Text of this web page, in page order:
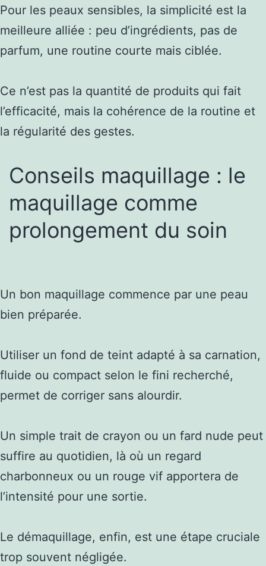
Pour les peaux sensibles, la simplicité est la
meilleure alliée : peu d’ingrédients, pas de
parfum, une routine courte mais ciblée.
Ce n’est pas la quantité de produits qui fait
l’efficacité, mais la cohérence de la routine et
la régularité des gestes.
Conseils maquillage : le
maquillage comme
prolongement du soin
Un bon maquillage commence par une peau
bien préparée.
Utiliser un fond de teint adapté à sa carnation,
fluide ou compact selon le fini recherché,
permet de corriger sans alourdir.
Un simple trait de crayon ou un fard nude peut
suffire au quotidien, là où un regard
charbonneux ou un rouge vif apportera de
l’intensité pour une sortie.
Le démaquillage, enfin, est une étape cruciale
trop souvent négligée.